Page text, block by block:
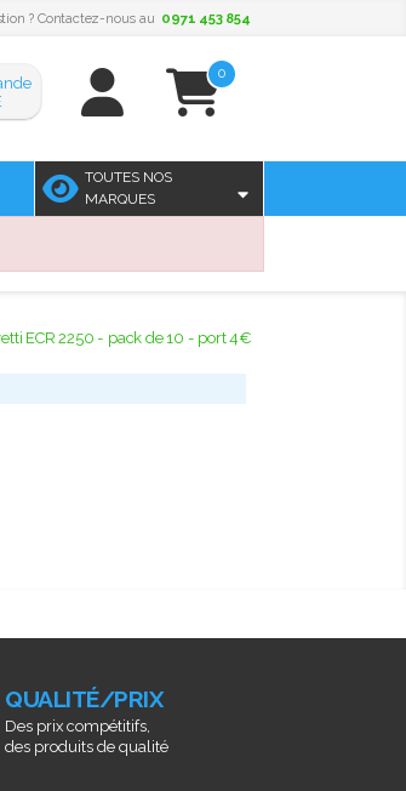
? Contactez-nous au 0971 453 854
0
TOUTES NOS
MARQUES
ECR 2250 - pack de 10 - port 4€
QUALITÉ/PRIX
Des prix compétitifs,
des produits de qualité